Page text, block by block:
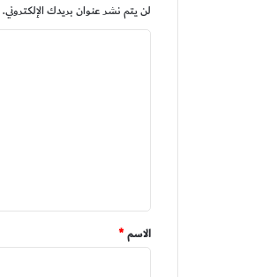
لن يتم نشر عنوان بريدك الإلكتروني.
*
الاسم*